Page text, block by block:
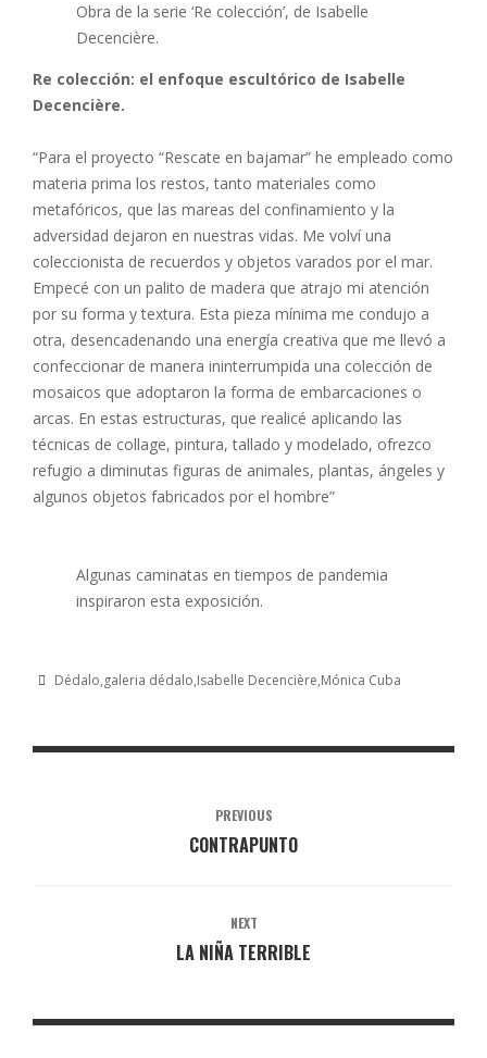
Obra de la serie ‘Re colección’, de Isabelle
Decencière.
Re colección: el enfoque escultórico de Isabelle
Decencière.
“Para el proyecto “Rescate en bajamar” he empleado como
materia prima los restos, tanto materiales como
metafóricos, que las mareas del confinamiento y la
adversidad dejaron en nuestras vidas. Me volví una
coleccionista de recuerdos y objetos varados por el mar.
Empecé con un palito de madera que atrajo mi atención
por su forma y textura. Esta pieza mínima me condujo a
otra, desencadenando una energía creativa que me llevó a
confeccionar de manera ininterrumpida una colección de
mosaicos que adoptaron la forma de embarcaciones o
arcas. En estas estructuras, que realicé aplicando las
técnicas de collage, pintura, tallado y modelado, ofrezco
refugio a diminutas figuras de animales, plantas, ángeles y
algunos objetos fabricados por el hombre”
Algunas caminatas en tiempos de pandemia
inspiraron esta exposición.
Dédalo galeria dédalo Isabelle Decencière Mónica Cuba
PREVIOUS
CONTRAPUNTO
NEXT
LA NIÑA TERRIBLE